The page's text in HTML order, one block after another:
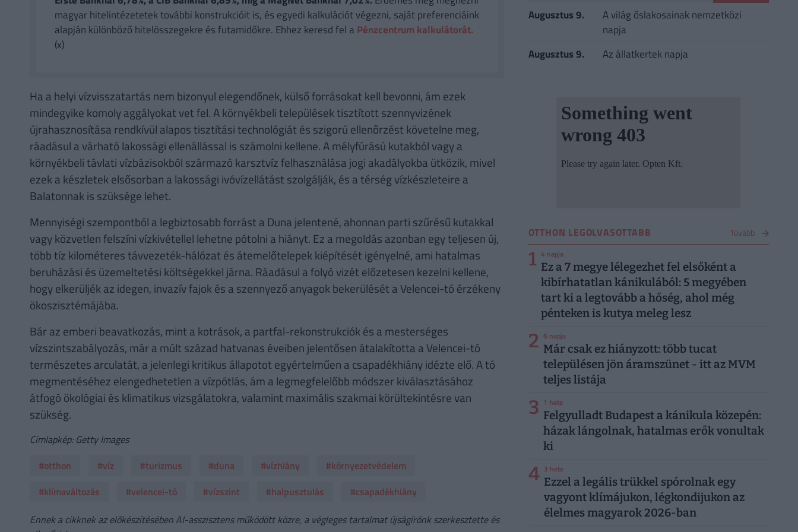
magyar hitelintézetetek további konstrukcióit is, és egyedi kalkulációt végezni, saját preferenciáink
alapján különböző hitelösszegekre és futamidőkre. Ehhez keresd fel a Pénzcentrum kalkulátorát.
(x)
Ha a helyi vízvisszatartás nem bizonyul elegendőnek, külső forrásokat kell bevonni, ám ezek
mindegyike komoly aggályokat vet fel. A környékbeli települések tisztított szennyvizének
újrahasznosítása rendkívül alapos tisztítási technológiát és szigorú ellenőrzést követelne meg,
ráadásul a várható lakossági ellenállással is számolni kellene. A mélyfúrású kutakból vagy a
környékbeli távlati vízbázisokból származó karsztvíz felhasználása jogi akadályokba ütközik, mivel
ezek a készletek elsősorban a lakossági ivóvízellátást szolgálják, és a térség vízkészleteire a
Balatonnak is szüksége lehet.
Mennyiségi szempontból a legbiztosabb forrást a Duna jelentené, ahonnan parti szűrésű kutakkal
vagy közvetlen felszíni vízkivétellel lehetne pótolni a hiányt. Ez a megoldás azonban egy teljesen új,
több tíz kilométeres távvezeték-hálózat és átemelőtelepek kiépítését igényelné, ami hatalmas
beruházási és üzemeltetési költségekkel járna. Ráadásul a folyó vizét előzetesen kezelni kellene,
hogy elkerüljék az idegen, invazív fajok és a szennyező anyagok bekerülését a Velencei-tó érzékeny
ökoszisztémájába.
Bár az emberi beavatkozás, mint a kotrások, a partfal-rekonstrukciók és a mesterséges
vízszintszabályozás, már a múlt század hatvanas éveiben jelentősen átalakította a Velencei-tó
természetes arculatát, a jelenlegi kritikus állapotot egyértelműen a csapadékhiány idézte elő. A tó
megmentéséhez elengedhetetlen a vízpótlás, ám a legmegfelelőbb módszer kiválasztásához
átfogó ökológiai és klimatikus vizsgálatokra, valamint maximális szakmai körültekintésre van
szükség.
Címlapkép: Getty Images
#otthon
#víz #turizmus #duna #vízhiány
#környezetvédelem
#klímaváltozás
#velencei-tó #vízszint #halpusztulás
#csapadékhiány
Ennek a cikknek az előkészítésében AI-asszisztens működött közre, a végleges tartalmat újságírónk szerkesztette és
Augusztus 9.
A világ őslakosainak nemzetközi
napja
Augusztus 9.
Az állatkertek napja
OTTHON LEGOLVASOTTABB Tovább
1 4 napja
Ez a 7 megye lélegezhet fel elsőként a
kibírhatatlan kánikulából: 5 megyében
tart ki a legtovább a hőség, ahol még
pénteken is kutya meleg lesz
2 6 napja
Már csak ez hiányzott: több tucat
településen jön áramszünet - itt az MVM
teljes listája
3 1 hete
Felgyulladt Budapest a kánikula közepén:
házak lángolnak, hatalmas erők vonultak
ki
4 3 hete
Ezzel a legális trükkel spórolnak egy
vagyont klímájukon, légkondijukon az
élelmes magyarok 2026-ban